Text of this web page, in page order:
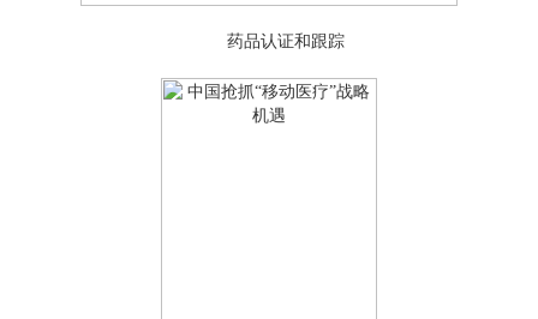
药品认证和跟踪